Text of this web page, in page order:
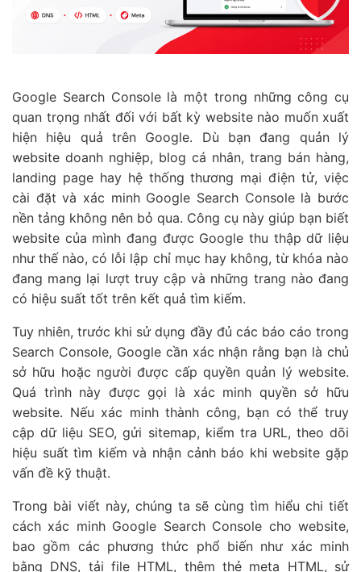
Google Search Console là một trong những công cụ
quan trọng nhất đối với bất kỳ website nào muốn xuất
hiện hiệu quả trên Google. Dù bạn đang quản lý
website doanh nghiệp, blog cá nhân, trang bán hàng,
landing page hay hệ thống thương mại điện tử, việc
cài đặt và xác minh Google Search Console là bước
nền tảng không nên bỏ qua. Công cụ này giúp bạn biết
website của mình đang được Google thu thập dữ liệu
như thế nào, có lỗi lập chỉ mục hay không, từ khóa nào
đang mang lại lượt truy cập và những trang nào đang
có hiệu suất tốt trên kết quả tìm kiếm.
Tuy nhiên, trước khi sử dụng đầy đủ các báo cáo trong
Search Console, Google cần xác nhận rằng bạn là chủ
sở hữu hoặc người được cấp quyền quản lý website.
Quá trình này được gọi là xác minh quyền sở hữu
website. Nếu xác minh thành công, bạn có thể truy
cập dữ liệu SEO, gửi sitemap, kiểm tra URL, theo dõi
hiệu suất tìm kiếm và nhận cảnh báo khi website gặp
vấn đề kỹ thuật.
Trong bài viết này, chúng ta sẽ cùng tìm hiểu chi tiết
cách xác minh Google Search Console cho website,
bao gồm các phương thức phổ biến như xác minh
bằng DNS, tải file HTML, thêm thẻ meta HTML, sử